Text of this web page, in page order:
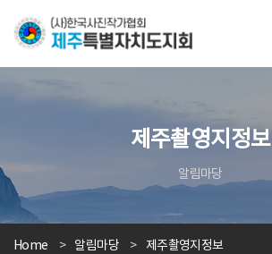
제주촬영지정보
알림마당
Home 알림마당 제주촬영지정보